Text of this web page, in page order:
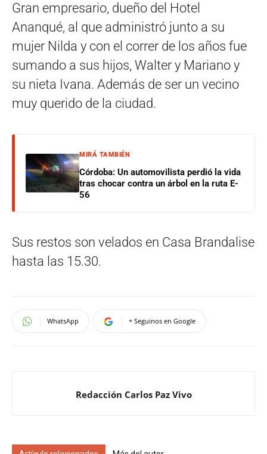
Gran empresario, dueño del Hotel
Ananqué, al que administró junto a su
mujer Nilda y con el correr de los años fue
sumando a sus hijos, Walter y Mariano y
su nieta Ivana. Además de ser un vecino
muy querido de la ciudad.
MIRÁ TAMBIÉN
Córdoba: Un automovilista perdió la vida
tras chocar contra un árbol en la ruta E-
56
Sus restos son velados en Casa Brandalise
hasta las 15.30.
WhatsApp + Seguinos en Google
Redacción Carlos Paz Vivo